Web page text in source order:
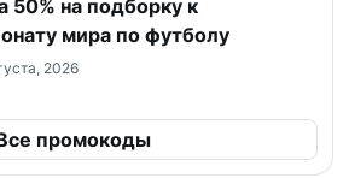
50% на подборку к
мира по футболу
2026
промокоды